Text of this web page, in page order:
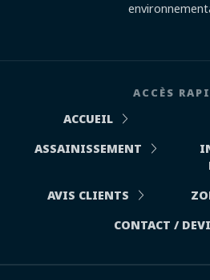
ACCÈS
ACCUEIL
ASSAINISSEMENT
AVIS CLIENTS
CONTACT /